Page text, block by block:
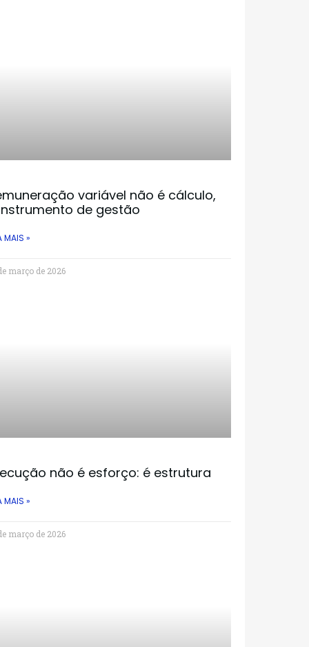
variável não é cálculo,
de gestão
MAIS »
março de 2026
não é esforço: é estrutura
MAIS »
março de 2026